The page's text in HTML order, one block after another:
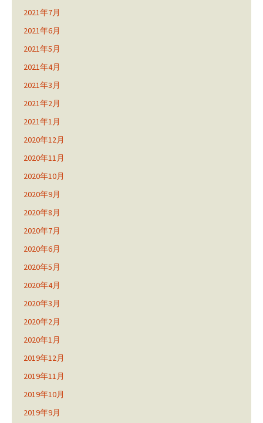
2021年7月
2021年6月
2021年5月
2021年4月
2021年3月
2021年2月
2021年1月
2020年12月
2020年11月
2020年10月
2020年9月
2020年8月
2020年7月
2020年6月
2020年5月
2020年4月
2020年3月
2020年2月
2020年1月
2019年12月
2019年11月
2019年10月
2019年9月